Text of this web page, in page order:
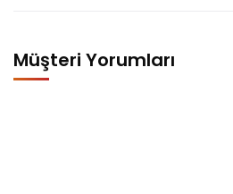
Müşteri Yorumları